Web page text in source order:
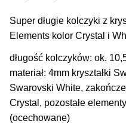
Super długie kolczyki z
Elements kolor Crystal i
długość kolczyków: ok.
materiał: 4mm kryształki
Swarovski White,
Crystal, pozostałe
(ocechowane)